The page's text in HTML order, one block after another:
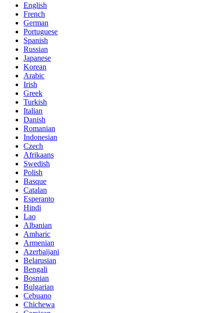
English
French
German
Portuguese
Spanish
Russian
Japanese
Korean
Arabic
Irish
Greek
Turkish
Italian
Danish
Romanian
Indonesian
Czech
Afrikaans
Swedish
Polish
Basque
Catalan
Esperanto
Hindi
Lao
Albanian
Amharic
Armenian
Azerbaijani
Belarusian
Bengali
Bosnian
Bulgarian
Cebuano
Chichewa